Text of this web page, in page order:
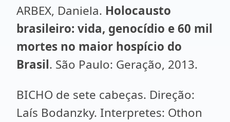
ARBEX, Daniela. Holocausto
brasileiro: vida, genocídio e 60 mil
mortes no maior hospício do
Brasil. São Paulo: Geração, 2013.
BICHO de sete cabeças. Direção:
Laís Bodanzky. Interpretes: Othon